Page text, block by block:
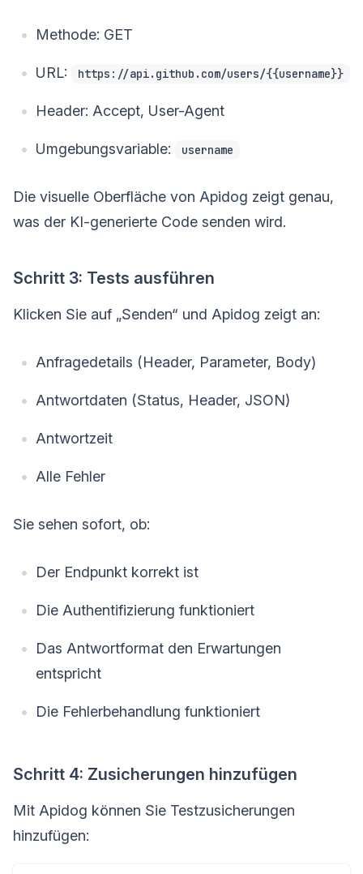
Methode: GET
URL: https://api.github.com/users/{{username}}
Header: Accept, User-Agent
Umgebungsvariable: username
Die visuelle Oberfläche von Apidog zeigt genau,
was der KI-generierte Code senden wird.
Schritt 3: Tests ausführen
Klicken Sie auf „Senden“ und Apidog zeigt an:
Anfragedetails (Header, Parameter, Body)
Antwortdaten (Status, Header, JSON)
Antwortzeit
Alle Fehler
Sie sehen sofort, ob:
Der Endpunkt korrekt ist
Die Authentifizierung funktioniert
Das Antwortformat den Erwartungen
entspricht
Die Fehlerbehandlung funktioniert
Schritt 4: Zusicherungen hinzufügen
Mit Apidog können Sie Testzusicherungen
hinzufügen: